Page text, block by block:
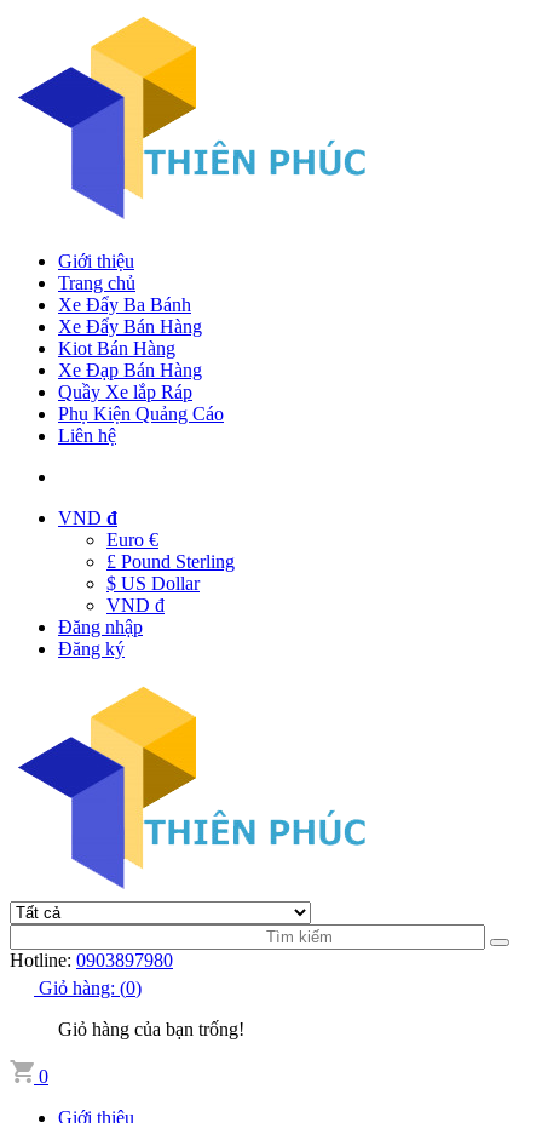
Giới thiệu
Trang chủ
Xe Đẩy Ba Bánh
Xe Đẩy Bán Hàng
Kiot Bán Hàng
Xe Đạp Bán Hàng
Quầy Xe lắp Ráp
Phụ Kiện Quảng Cáo
Liên hệ
VND đ
Euro €
£ Pound Sterling
$ US Dollar
VND đ
Đăng nhập
Đăng ký
Hotline: 0903897980
Giỏ hàng: (0)
Giỏ hàng của bạn trống!
0
Giới thiệu